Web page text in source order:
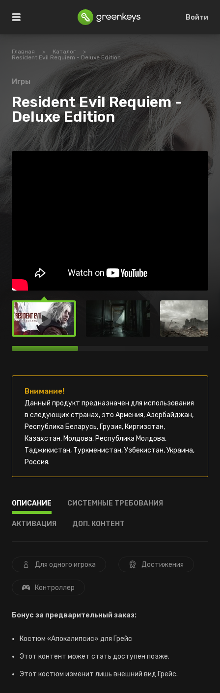
Войти
Главная > Каталог
>
Resident Evil Requiem - Deluxe Edition
Игры
Resident Evil Requiem -
Deluxe Edition
Внимание!
Данный продукт предназначен для использования
в следующих странах, это Армения, Азербайджан,
Республика Беларусь, Грузия, Киргизстан,
Казахстан, Молдова, Республика Молдова,
Таджикистан, Туркменистан, Узбекистан, Украина,
Россия.
ОПИСАНИЕ СИСТЕМНЫЕ ТРЕБОВАНИЯ
АКТИВАЦИЯ ДОП. КОНТЕНТ
Для одного игрока Достижения
Контроллер
Бонус за предварительный заказ:
Костюм «Апокалипсис» для Грейс
Этот контент может стать доступен позже.
Этот костюм изменит лишь внешний вид Грейс.